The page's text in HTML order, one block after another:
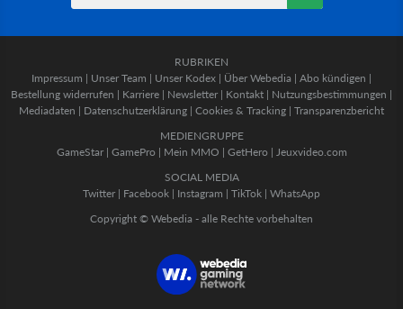
RUBRIKEN
Impressum | Unser Team | Unser Kodex | Über Webedia | Abo kündigen |
Bestellung widerrufen | Karriere | Newsletter | Kontakt | Nutzungsbestimmungen |
Mediadaten | Datenschutzerklärung | Cookies & Tracking | Transparenzbericht
MEDIENGRUPPE
GameStar| GamePro | Mein MMO | GetHero | Jeuxvideo.com
SOCIAL MEDIA
Twitter | Facebook | Instagram | TikTok | WhatsApp
Copyright © Webedia - alle Rechte vorbehalten